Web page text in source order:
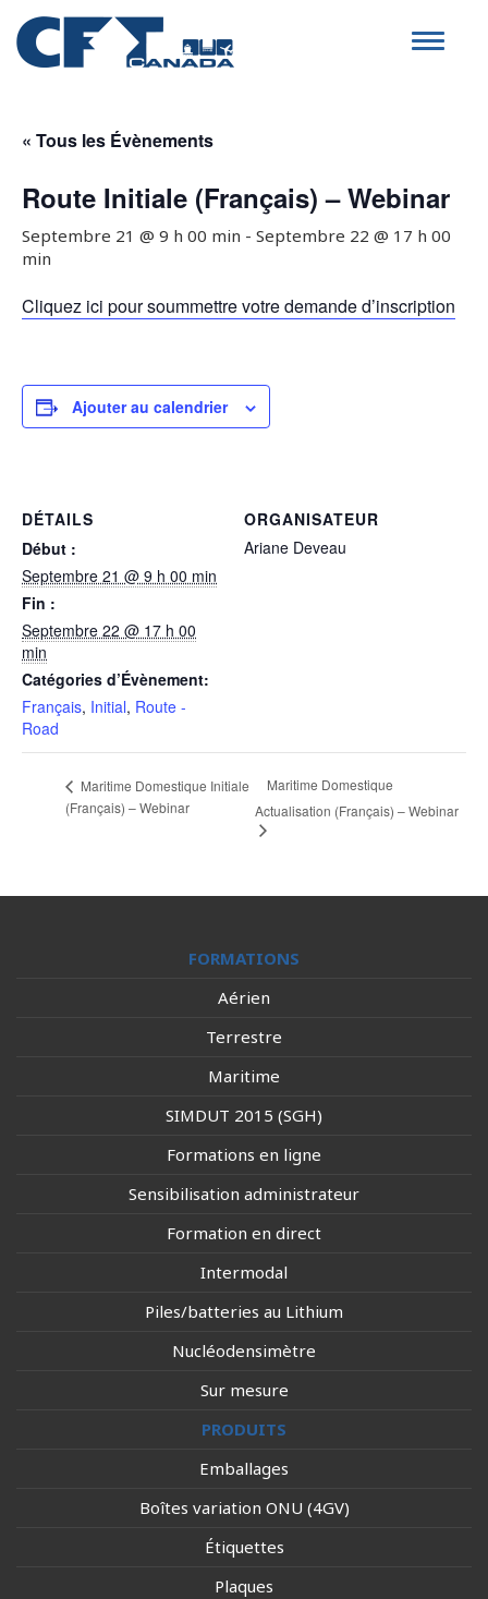
Toggle
« Tous les Évènements
Route Initiale (Français) – Webinar
Septembre 21 @ 9 h 00 min - Septembre 22 @ 17 h 00
min
Cliquez ici pour soummettre votre demande d’inscription
Ajouter au calendrier
DÉTAILS
Début :
Septembre 21 @ 9 h 00 min
Fin :
Septembre 22 @ 17 h 00
min
Catégories d’Évènement:
Français, Initial, Route -
Road
ORGANISATEUR
Ariane Deveau
Maritime Domestique Initiale
(Français) – Webinar
Maritime Domestique
Actualisation (Français) – Webinar
FORMATIONS
Aérien
Terrestre
Maritime
SIMDUT 2015 (SGH)
Formations en ligne
Sensibilisation administrateur
Formation en direct
Intermodal
Piles/batteries au Lithium
Nucléodensimètre
Sur mesure
PRODUITS
Emballages
Boîtes variation ONU (4GV)
Étiquettes
Plaques